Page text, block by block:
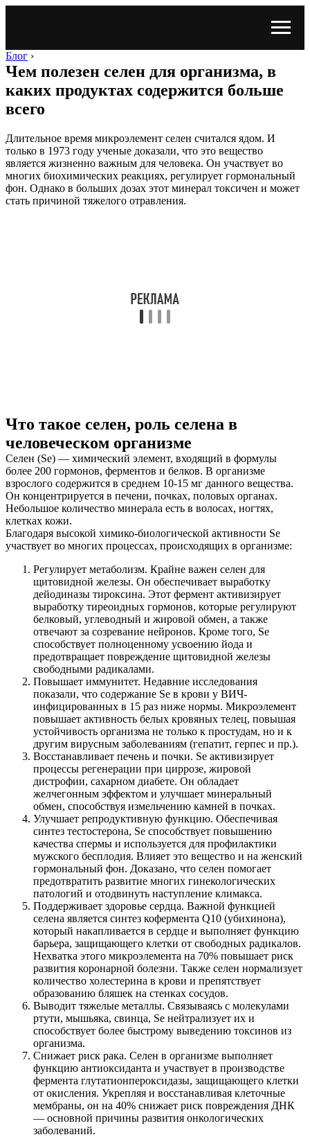
Блог ›
Чем полезен селен для организма, в
каких продуктах содержится больше
всего
Длительное время микроэлемент селен считался ядом. И
только в 1973 году ученые доказали, что это вещество
является жизненно важным для человека. Он участвует во
многих биохимических реакциях, регулирует гормональный
фон. Однако в больших дозах этот минерал токсичен и может
стать причиной тяжелого отравления.
Что такое селен, роль селена в
человеческом организме
Селен (Se) — химический элемент, входящий в формулы
более 200 гормонов, ферментов и белков. В организме
взрослого содержится в среднем 10-15 мг данного вещества.
Он концентрируется в печени, почках, половых органах.
Небольшое количество минерала есть в волосах, ногтях,
клетках кожи.
Благодаря высокой химико-биологической активности Se
участвует во многих процессах, происходящих в организме:
Регулирует метаболизм. Крайне важен селен для
щитовидной железы. Он обеспечивает выработку
дейодиназы тироксина. Этот фермент активизирует
выработку тиреоидных гормонов, которые регулируют
белковый, углеводный и жировой обмен, а также
отвечают за созревание нейронов. Кроме того, Se
способствует полноценному усвоению йода и
предотвращает повреждение щитовидной железы
свободными радикалами.
Повышает иммунитет. Недавние исследования
показали, что содержание Se в крови у ВИЧ-
инфицированных в 15 раз ниже нормы. Микроэлемент
повышает активность белых кровяных телец, повышая
устойчивость организма не только к простудам, но и к
другим вирусным заболеваниям (гепатит, герпес и пр.).
Восстанавливает печень и почки. Se активизирует
процессы регенерации при циррозе, жировой
дистрофии, сахарном диабете. Он обладает
желчегонным эффектом и улучшает минеральный
обмен, способствуя измельчению камней в почках.
Улучшает репродуктивную функцию. Обеспечивая
синтез тестостерона, Se способствует повышению
качества спермы и используется для профилактики
мужского бесплодия. Влияет это вещество и на женский
гормональный фон. Доказано, что селен помогает
предотвратить развитие многих гинекологических
патологий и отодвинуть наступление климакса.
Поддерживает здоровье сердца. Важной функцией
селена является синтез кофермента Q10 (убихинона),
который накапливается в сердце и выполняет функцию
барьера, защищающего клетки от свободных радикалов.
Нехватка этого микроэлемента на 70% повышает риск
развития коронарной болезни. Также селен нормализует
количество холестерина в крови и препятствует
образованию бляшек на стенках сосудов.
Выводит тяжелые металлы. Связываясь с молекулами
ртути, мышьяка, свинца, Se нейтрализует их и
способствует более быстрому выведению токсинов из
организма.
Снижает риск рака. Селен в организме выполняет
функцию антиоксиданта и участвует в производстве
фермента глутатионпероксидазы, защищающего клетки
от окисления. Укрепляя и восстанавливая клеточные
мембраны, он на 40% снижает риск повреждения ДНК
— основной причины развития онкологических
заболеваний.